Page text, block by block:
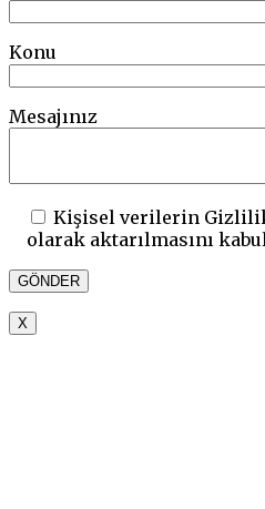
Konu
Mesajınız
Kişisel verilerin
olarak aktarılmasını
X